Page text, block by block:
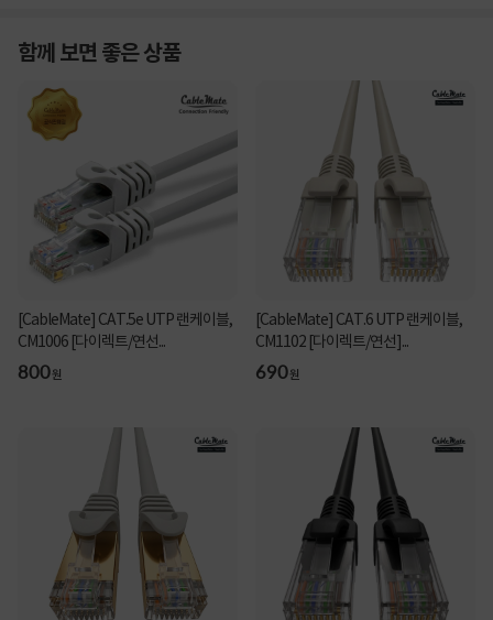
함께 보면 좋은 상품
[CableMate] CAT.5e UTP 랜케이블,
CM1006 [다이렉트/연선...
800원
[CableMate] CAT.6 UTP 랜케이블,
CM1102 [다이렉트/연선]...
690원